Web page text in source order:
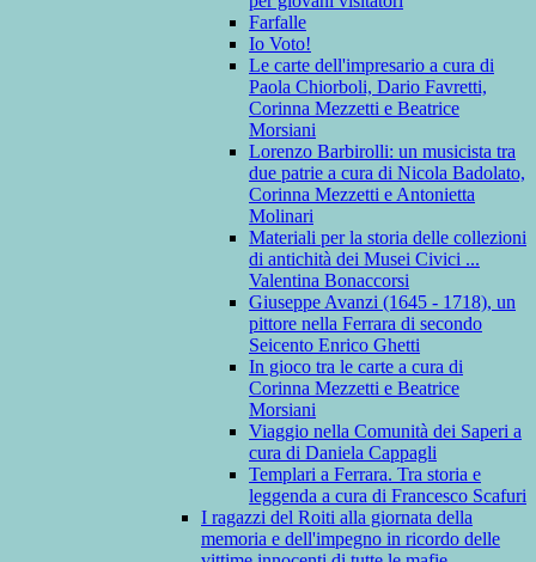
Farfalle
Io Voto!
Le carte dell'impresario a cura di
Paola Chiorboli, Dario Favretti,
Corinna Mezzetti e Beatrice
Morsiani
Lorenzo Barbirolli: un musicista tra
due patrie a cura di Nicola Badolato,
Corinna Mezzetti e Antonietta
Molinari
Materiali per la storia delle collezioni
di antichità dei Musei Civici ...
Valentina Bonaccorsi
Giuseppe Avanzi (1645 - 1718), un
pittore nella Ferrara di secondo
Seicento Enrico Ghetti
In gioco tra le carte a cura di
Corinna Mezzetti e Beatrice
Morsiani
Viaggio nella Comunità dei Saperi a
cura di Daniela Cappagli
Templari a Ferrara. Tra storia e
leggenda a cura di Francesco Scafuri
I ragazzi del Roiti alla giornata della
memoria e dell'impegno in ricordo delle